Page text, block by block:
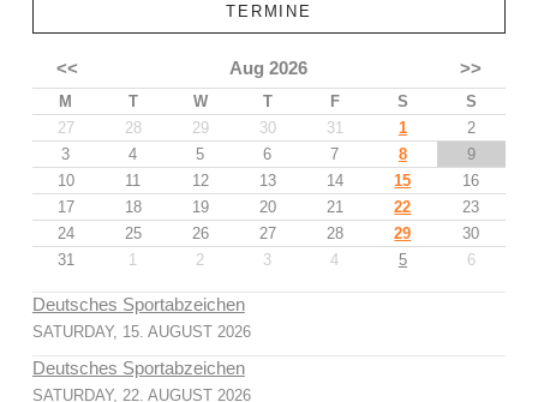
TERMINE
<< Aug 2026 >>
M T W T F S
S
27
28 29 30 31 1
2
3
4 5 6 7 8
9
10
11 12 13 14 15
16
17
18 19 20 21 22
23
24
25 26 27 28 29
30
31
1 2 3 4 5 6
Deutsches Sportabzeichen
SATURDAY, 15. AUGUST 2026
Deutsches Sportabzeichen
SATURDAY, 22. AUGUST 2026